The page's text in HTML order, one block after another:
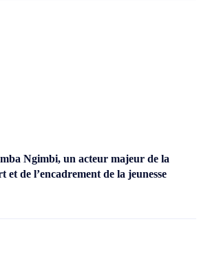
Ngimbi, un acteur majeur de la
de l’encadrement de la jeunesse